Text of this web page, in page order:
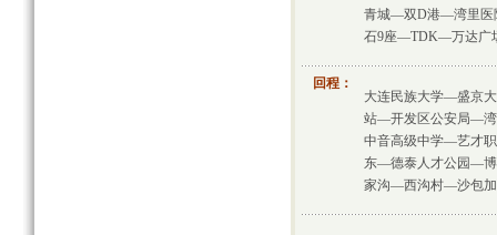
青城—双D港—湾里
石9座—TDK—万达广
回程：
大连民族大学—盛京
站—开发区公安局—
中音高级中学—艺才
东—德泰人才公园—
家沟—西沟村—沙包